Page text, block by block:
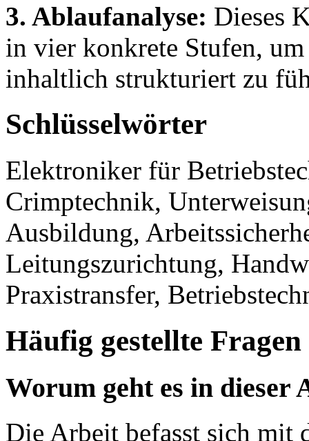
3. Ablaufanalyse: Dieses
in vier konkrete Stufen,
inhaltlich strukturiert zu
Schlüsselwörter
Elektroniker für
Crimptechnik,
Ausbildung,
Leitungszurichtung,
Praxistransfer,
Häufig gestellte Fragen
Worum geht es in dieser
Die Arbeit befasst sich mit